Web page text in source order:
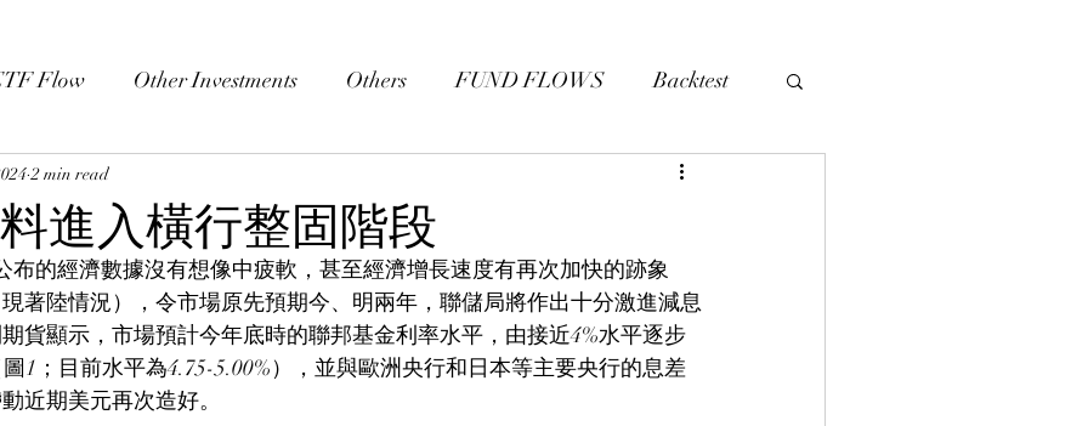
Flow Other Investments Others FUND FLOWS Backtest
bitcoin Oil
進入橫行整固階段
2 min read
布的經濟數據沒有想像中疲軟，甚至經濟增長速度有再次加快的跡象
著陸情況），令市場原先預期今、明兩年，聯儲局將作出十分激進減息
貨顯示，市場預計今年底時的聯邦基金利率水平，由接近4%水平逐步
1；目前水平為4.75-5.00%），並與歐洲央行和日本等主要央行的息差
近期美元再次造好。